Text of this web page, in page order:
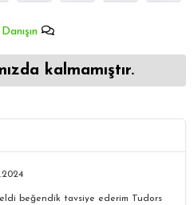
kalmamıştır.
beğendik tavsiye ederim Tudors